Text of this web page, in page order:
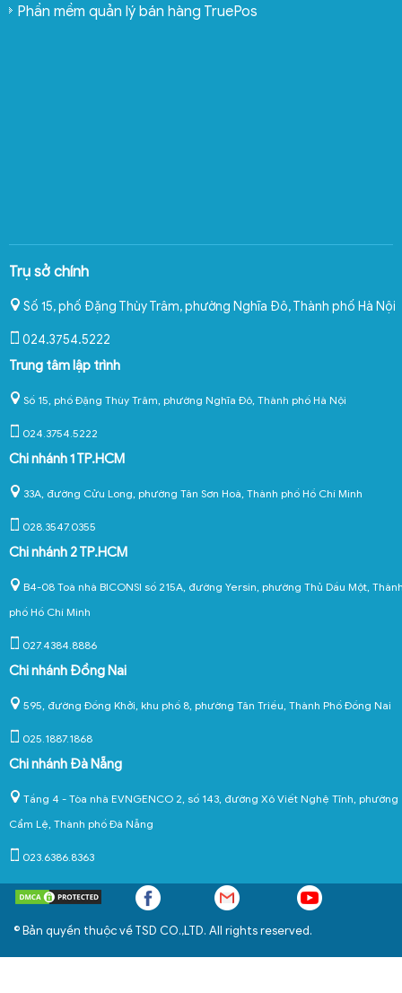
Phần mềm quản lý bán hàng TruePos
Trụ sở chính
Số 15, phố Đặng Thùy Trâm, phường Nghĩa Đô,Thành phố Hà Nội
024.3754.5222
Trung tâm lập trình
Số 15, phố Đặng Thùy Trâm, phường Nghĩa Đô, Thành phố Hà Nội
024.3754.5222
Chi nhánh 1 TP.HCM
33A, đường Cửu Long, phường Tân Sơn Hoà, Thành phố Hồ Chí Minh
028.3547.0355
Chi nhánh 2 TP.HCM
B4-08 Toà nhà BICONSI số 215A, đường Yersin, phường Thủ Dầu Một,
phố Hồ Chí Minh
027.4384.8886
Chi nhánh Đồng Nai
595, đường Đồng Khởi, khu phố 8, phường Tân Triều, Thành Phố Đồng Nai
025.1887.1868
Chi nhánh Đà Nẵng
Tầng 4 - Tòa nhà EVNGENCO 2, số 143, đường Xô Viết Nghệ Tĩnh, phường
Cẩm Lệ, Thành phố Đà Nẵng
023.6386.8363
© Bản quyền thuộc về TSD CO.,LTD. All rights reserved.